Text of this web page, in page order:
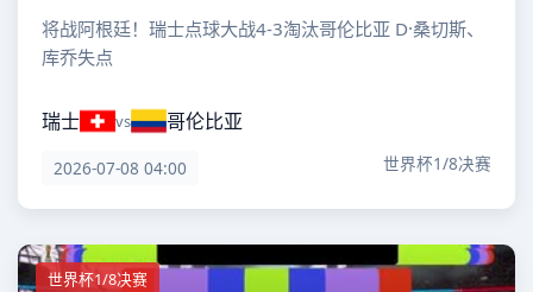
将战阿根廷！瑞士点球大战4-3淘汰哥伦比亚 D·桑切斯、
库乔失点
瑞士 vs 哥伦比亚
2026-07-08 04:00 世界杯1/8决赛
世界杯1/8决赛